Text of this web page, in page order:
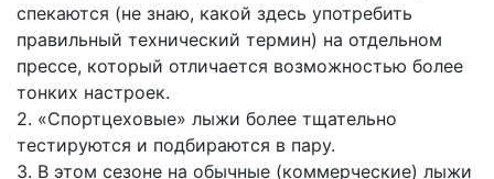
спекаются (не знаю, какой здесь употребить
правильный технический термин) на отдельном
прессе, который отличается возможностью более
тонких настроек.
2. «Спортцеховые» лыжи более тщательно
тестируются и подбираются в пару.
3. В этом сезоне на обычные (коммерческие) лыжи